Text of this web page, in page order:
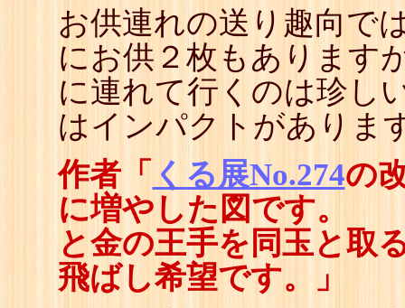
お供連れの送り趣向で
にお供２枚もあります
に連れて行くのは珍し
はインパクトがありま
作者「 くる展No.274の
に増やした図です。
と金の王手を同玉と取
飛ばし希望です。」